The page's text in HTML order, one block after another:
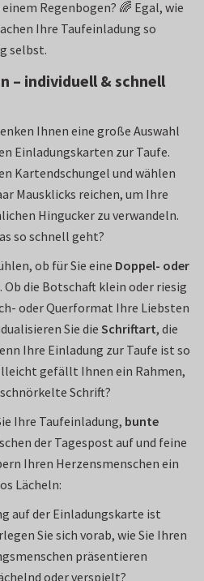
Regenbogen? 🌈 Egal, wie
Ihre Taufeinladung so
selbst.
– individuell & schnell
Ihnen eine große Auswahl
Einladungskarten zur Taufe.
Kartendschungel und wählen
Mausklicks reichen, um Ihre
Hingucker zu verwandeln.
so schnell geht?
ob für Sie eine Doppel- oder
Ob die Botschaft klein oder riesig
oder Querformat Ihre Liebsten
Sie die Schriftart, die
Ihre Einladung zur Taufe ist so
gefällt Ihnen ein Rahmen,
Schrift?
Ihre Taufeinladung, bunte
der Tagespost auf und feine
Ihren Herzensmenschen ein
Lächeln:
auf der Einladungskarte ist
Sie sich vorab, wie Sie Ihren
präsentieren
oder verspielt?